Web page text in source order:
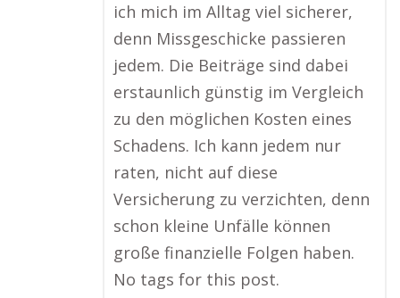
ich mich im Alltag viel sicherer,
denn Missgeschicke passieren
jedem. Die Beiträge sind dabei
erstaunlich günstig im Vergleich
zu den möglichen Kosten eines
Schadens. Ich kann jedem nur
raten, nicht auf diese
Versicherung zu verzichten, denn
schon kleine Unfälle können
große finanzielle Folgen haben.
No tags for this post.